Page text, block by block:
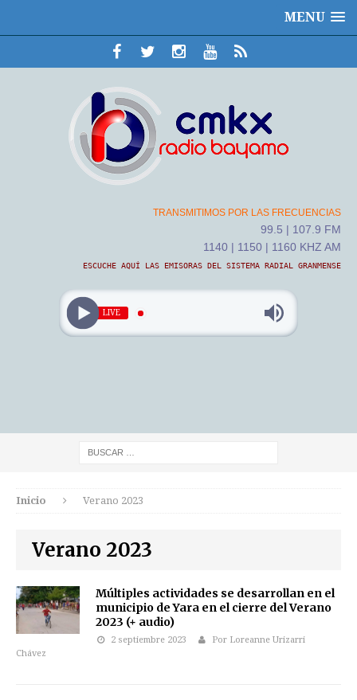
MENU
TRANSMITIMOS POR LAS FRECUENCIAS
99.5 | 107.9 FM
1140 | 1150 | 1160 KHZ AM
ESCUCHE AQUÍ LAS EMISORAS DEL SISTEMA RADIAL GRANMENSE
LIVE
Inicio Verano 2023
Verano 2023
Múltiples actividades se desarrollan en el
municipio de Yara en el cierre del Verano
2023 (+ audio)
2 septiembre 2023
Por Loreanne Urizarri
Chávez